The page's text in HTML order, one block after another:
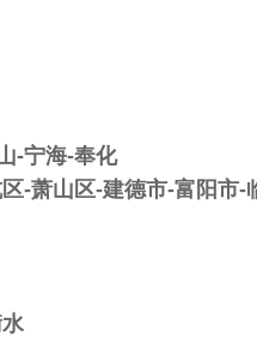
-宁海-奉化
-萧山区-建德市-富阳市-